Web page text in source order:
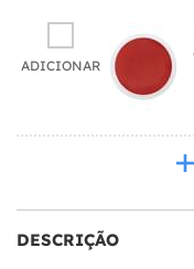
ADICIONAR
DESCRIÇÃO